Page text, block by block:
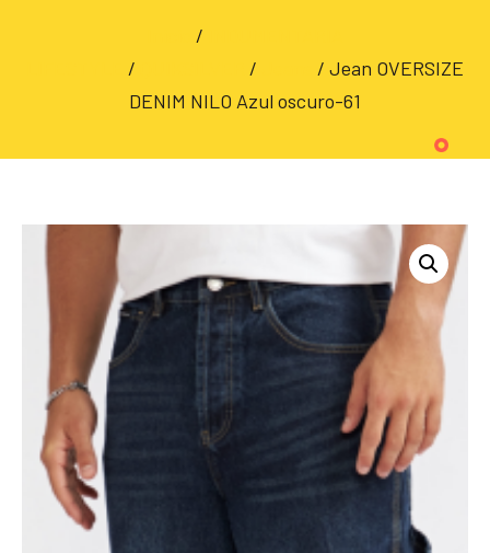
/
/ /
/ Jean OVERSIZE
DENIM NILO Azul oscuro-61